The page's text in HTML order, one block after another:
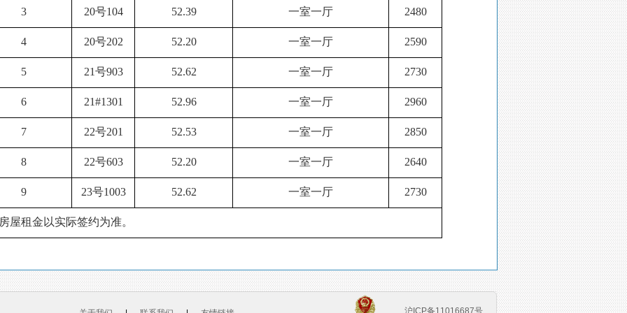
3 20号104 52.39 一室一厅 2480
4 20号202 52.20 一室一厅 2590
5 21号903 52.62 一室一厅 2730
6 21#1301 52.96 一室一厅 2960
7 22号201 52.53 一室一厅 2850
8 22号603 52.20 一室一厅 2640
9 23号1003 52.62 一室一厅 2730
屋租金以实际签约为准。
沪ICP备11016687号